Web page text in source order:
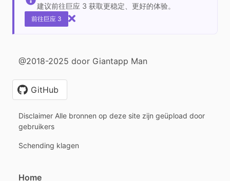
建议前往巨应 3 获取更稳定、更好的体验。
前往巨应 3
@2018-2025 door Giantapp Man
GitHub
Disclaimer Alle bronnen op deze site zijn geüpload door
gebruikers
Schending klagen
Home